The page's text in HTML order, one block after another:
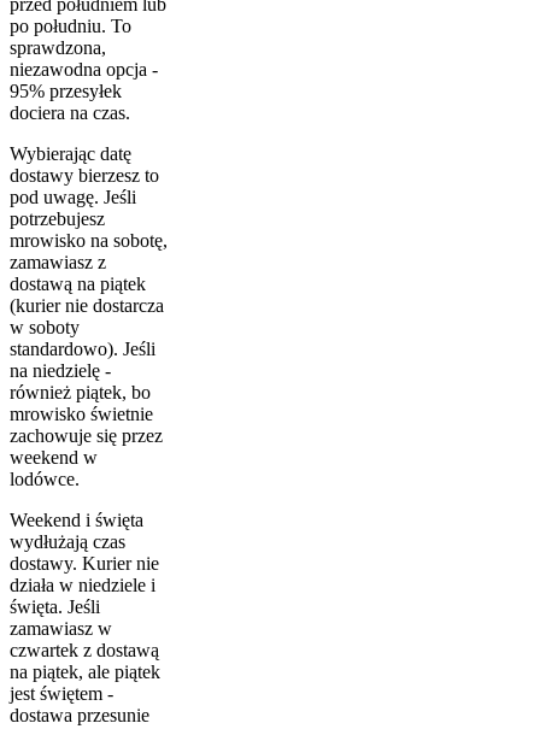
przed południem lub
po południu. To
sprawdzona,
niezawodna opcja -
95% przesyłek
dociera na czas.
Wybierając datę
dostawy bierzesz to
pod uwagę. Jeśli
potrzebujesz
mrowisko na sobotę,
zamawiasz z
dostawą na piątek
(kurier nie dostarcza
w soboty
standardowo). Jeśli
na niedzielę -
również piątek, bo
mrowisko świetnie
zachowuje się przez
weekend w
lodówce.
Weekend i święta
wydłużają czas
dostawy. Kurier nie
działa w niedziele i
święta. Jeśli
zamawiasz w
czwartek z dostawą
na piątek, ale piątek
jest świętem -
dostawa przesunie